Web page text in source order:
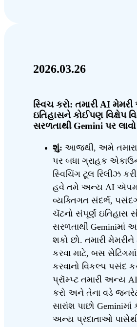
2026.03.26
સ્વિચ કરો: તમારી AI
ઇતિહાસને કોઈપણ વિક્ષેપ
સરળતાથી Gemini પર લાવો
શું: આજથી, અમે
પર બધા ગ્રાહક
સ્વિચિંગ ટૂલ રિલીઝ
હવે તમે અન્ય AI
વ્યક્તિગત સંદર્ભ,
ચૅટનો સંપૂર્ણ ઇતિહાસ
સરળતાથી Geminiમાં
શકો છો. તમારી મેમરીને
કરવા માટે, બસ
કરવાનો વિકલ્પ પસંદ
પ્રૉમ્પ્ટ તમારી અન્ય
કરો અને તેના વડે
સારાંશ પાછો Geminiમાં
અન્ય પ્રદાતાઓ